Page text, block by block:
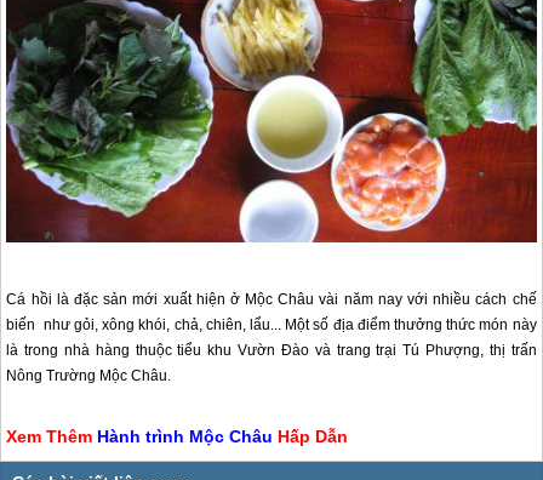
Cá hồi là đặc sản mới xuất hiện ở Mộc Châu vài năm nay với nhiều cách chế
biến như gỏi, xông khói, chả, chiên, lẩu... Một số địa điểm thưởng thức món này
là trong nhà hàng thuộc tiểu khu Vườn Đào và trang trại Tú Phượng, thị trấn
Nông Trường Mộc Châu.
Xem Thêm Hành trình Mộc Châu Hấp Dẫn